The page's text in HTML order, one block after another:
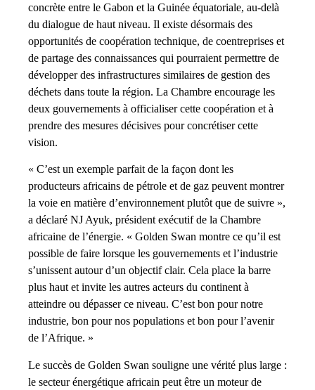
concrète entre le Gabon et la Guinée équatoriale, au-delà
du dialogue de haut niveau. Il existe désormais des
opportunités de coopération technique, de coentreprises et
de partage des connaissances qui pourraient permettre de
développer des infrastructures similaires de gestion des
déchets dans toute la région. La Chambre encourage les
deux gouvernements à officialiser cette coopération et à
prendre des mesures décisives pour concrétiser cette
vision.
« C’est un exemple parfait de la façon dont les
producteurs africains de pétrole et de gaz peuvent montrer
la voie en matière d’environnement plutôt que de suivre »,
a déclaré NJ Ayuk, président exécutif de la Chambre
africaine de l’énergie. « Golden Swan montre ce qu’il est
possible de faire lorsque les gouvernements et l’industrie
s’unissent autour d’un objectif clair. Cela place la barre
plus haut et invite les autres acteurs du continent à
atteindre ou dépasser ce niveau. C’est bon pour notre
industrie, bon pour nos populations et bon pour l’avenir
de l’Afrique. »
Le succès de Golden Swan souligne une vérité plus large :
le secteur énergétique africain peut être un moteur de